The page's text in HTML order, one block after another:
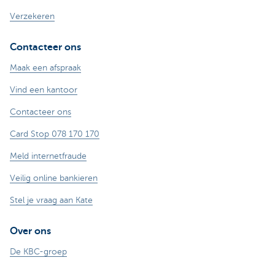
Verzekeren
Contacteer ons
Maak een afspraak
Vind een kantoor
Contacteer ons
Card Stop 078 170 170
Meld internetfraude
Veilig online bankieren
Stel je vraag aan Kate
Over ons
De KBC-groep